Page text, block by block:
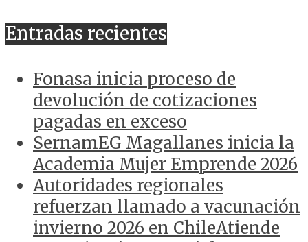
Entradas recientes
Fonasa inicia proceso de
devolución de cotizaciones
pagadas en exceso
SernamEG Magallanes inicia la
Academia Mujer Emprende 2026
Autoridades regionales
refuerzan llamado a vacunación
invierno 2026 en ChileAtiende